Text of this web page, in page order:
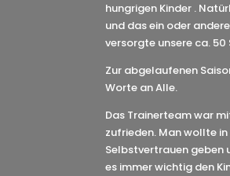
hungrigen Kinder .
und das ein oder
versorgte unsere ca.
Zur abgelaufenen
Worte an Alle.
Das Trainerteam war
zufrieden. Man wollte
Selbstvertrauen geben
es immer wichtig den